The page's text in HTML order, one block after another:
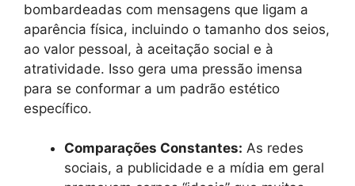
bombardeadas com mensagens que ligam a
aparência física, incluindo o tamanho dos seios,
ao valor pessoal, à aceitação social e à
atratividade. Isso gera uma pressão imensa
para se conformar a um padrão estético
específico.
Comparações Constantes: As redes
sociais, a publicidade e a mídia em geral